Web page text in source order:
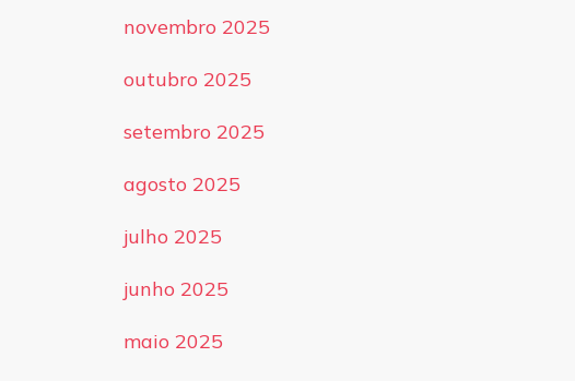
novembro 2025
outubro 2025
setembro 2025
agosto 2025
julho 2025
junho 2025
maio 2025